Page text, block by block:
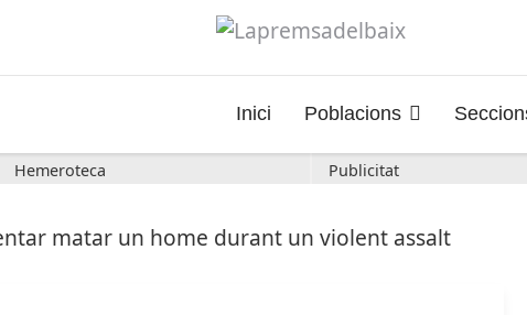
Inici Poblacions
Hemeroteca Publicitat